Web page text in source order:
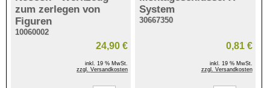
zum zerlegen von
Figuren
10060002
24,90 €
inkl. 19 % MwSt.
zzgl. Versandkosten
System
30667350
0,81 €
inkl. 19 % MwSt.
zzgl. Versandkosten